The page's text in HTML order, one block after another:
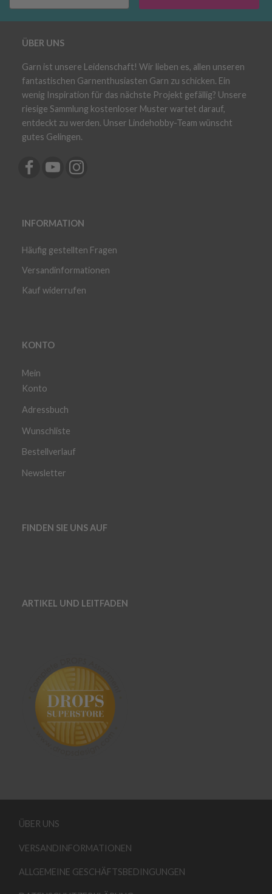
ÜBER UNS
Garn ist unsere Leidenschaft! Wir lieben es, allen unseren
fantastischen Garnenthusiasten Garn zu schicken. Ein
wenig Inspiration für das nächste Projekt gefällig? Unsere
riesige Sammlung kostenloser Muster wartet darauf,
entdeckt zu werden. Unser Lindehobby-Team wünscht
gutes Gelingen.
INFORMATION
Häufig gestellten Fragen
Versandinformationen
Kauf widerrufen
KONTO
Mein
Konto
Adressbuch
Wunschliste
Bestellverlauf
Newsletter
FINDEN SIE UNS AUF
ARTIKEL UND LEITFADEN
ÜBER UNS
VERSANDINFORMATIONEN
ALLGEMEINE GESCHÄFTSBEDINGUNGEN